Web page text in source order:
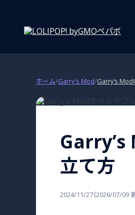
ホーム/Garry's Mod/Garry’s
Garry’s
立て方
2024/11/27（2026/07/09